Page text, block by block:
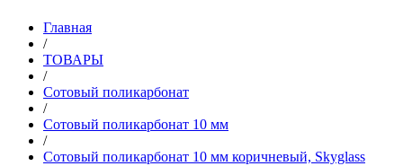
Главная
/
ТОВАРЫ
/
Сотовый поликарбонат
/
Сотовый поликарбонат 10 мм
/
Сотовый поликарбонат 10 мм коричневый, Skyglass